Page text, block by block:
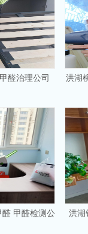
醛治理公司 洪湖
甲醛检测公
洪湖